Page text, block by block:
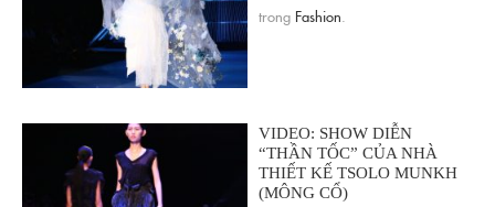
trong Fashion
VIDEO: SHOW DIỄN
“THẦN TỐC” CỦA NHÀ
THIẾT KẾ TSOLO MUNKH
(MÔNG CỔ)